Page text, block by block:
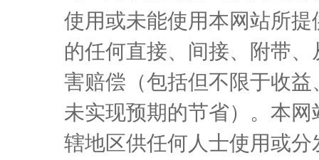
使用或未能使用本网站所
的任何直接、间接、附带
害赔偿（包括但不限于收
未实现预期的节省）。本
辖地区供任何人士使用或